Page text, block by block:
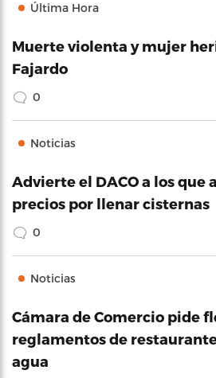
Última Hora
Muerte violenta y mujer
Fajardo
0
Noticias
Advierte el DACO a los que
precios por llenar cisternas
0
Noticias
Cámara de Comercio pide
reglamentos de
agua